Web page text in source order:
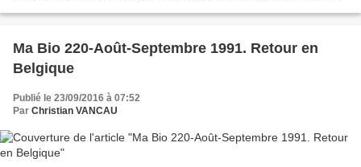
Ma Bio 220-Août-Septembre 1991. Retour en
Belgique
Publié le 23/09/2016 à 07:52
Par Christian VANCAU